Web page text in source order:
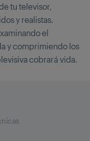
tu televisor,
y realistas.
el
y comprimiendo los
cobrará vida.